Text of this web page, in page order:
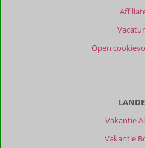
Open
Vakantie
Vakantie